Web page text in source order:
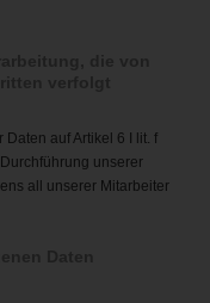
auf Artikel 6 I lit. f
unserer
all unserer Mitarbeiter